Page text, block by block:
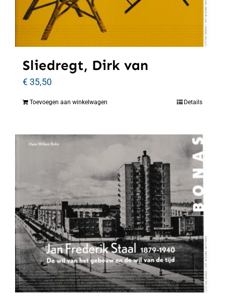
Sliedregt, Dirk van
€35,50
Toevoegen aan winkelwagen Details